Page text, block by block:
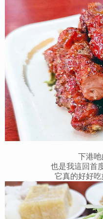
下港
也是我這回首
它真的好好吃